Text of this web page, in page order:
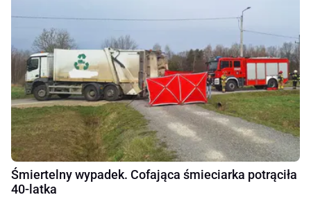
Śmiertelny wypadek. Cofająca śmieciarka potrąciła
40-latka